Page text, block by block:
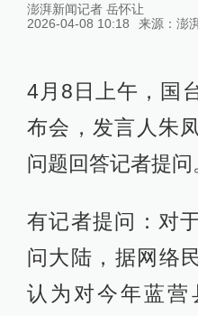
澎湃新闻记者 岳怀让
2026-04-08 10:18
来源： 澎
4月8日上午，国
布会，发言人朱
问题回答记者提问
有记者提问：对
问大陆，据网络
认为对今年蓝营